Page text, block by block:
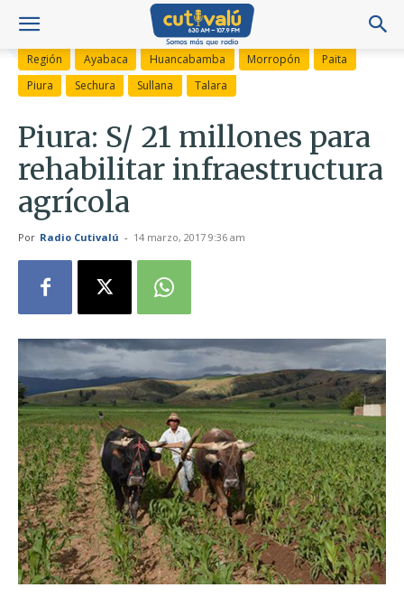
Región Ayabaca Huancabamba Morropón
Paita
Piura
Sechura Sullana Talara
Piura: S/ 21 millones para
rehabilitar infraestructura
agrícola
Por Radio Cutivalú - 14 marzo, 2017 9:36 am